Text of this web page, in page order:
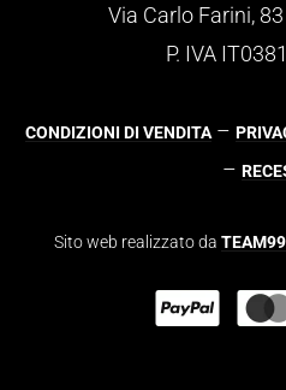
Via Carlo Farini,
P. IVA
CONDIZIONI DI VENDITA –
–
Sito web realizzato da